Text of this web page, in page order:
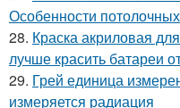
Особенности
28. Краска акриловая
лучше красить батареи
29. Грей единица
измеряется радиация